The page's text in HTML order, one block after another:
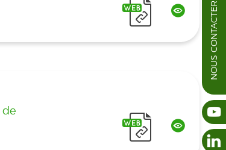
de
NOUS CONTACTER